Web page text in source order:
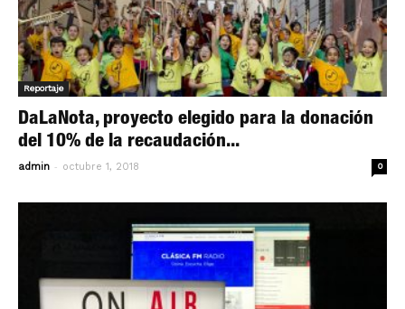
Reportaje
DaLaNota, proyecto elegido para la donación
del 10% de la recaudación...
admin - octubre 1, 2018 0